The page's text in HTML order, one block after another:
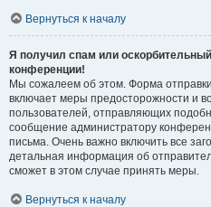
Вернуться к началу
Я получил спам или оскорбительный
конференции!
Мы сожалеем об этом. Форма
включает меры предосторожности и
пользователей, отправляющих
сообщение администратору
письма. Очень важно включить все
детальная информация об
сможет в этом случае принять меры.
Вернуться к началу